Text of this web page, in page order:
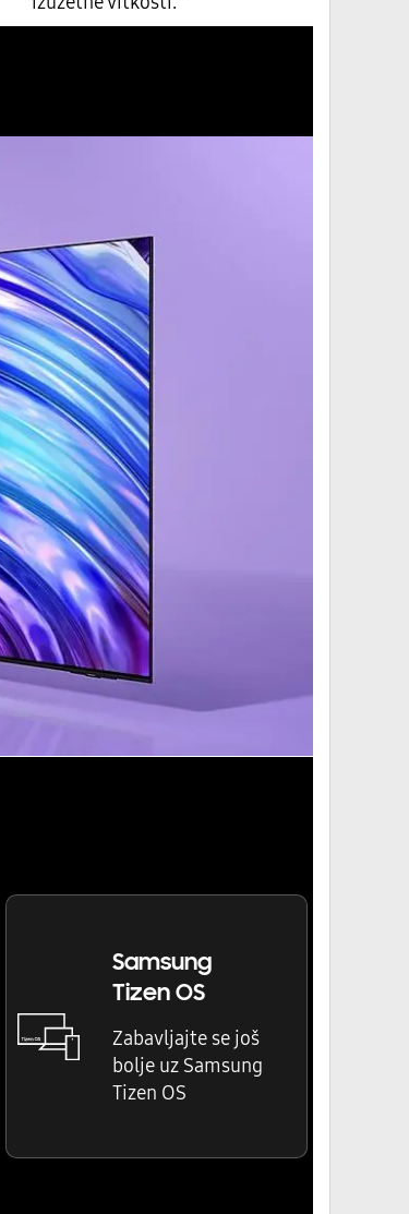
Tizen OS
bolje uz Samsung
Tizen OS